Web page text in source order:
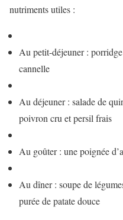
nutriments utiles :
Au petit-déjeuner :
cannelle
Au déjeuner : salade de
poivron cru et persil frais
Au goûter : une poignée
Au dîner : soupe de
purée de patate douce